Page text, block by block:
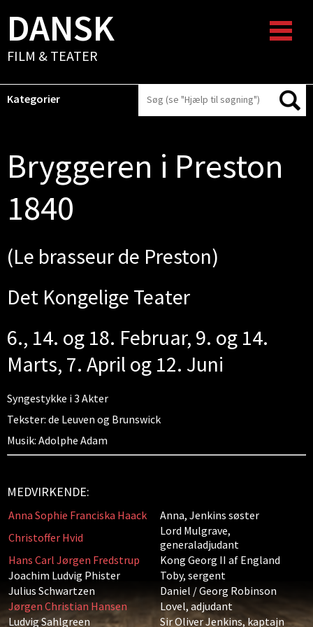
DANSK
FILM & TEATER
Kategorier
Bryggeren i Preston
1840
(Le brasseur de Preston)
Det Kongelige Teater
6., 14. og 18. Februar, 9. og 14.
Marts, 7. April og 12. Juni
Syngestykke i 3 Akter
Tekster: de Leuven og Brunswick
Musik: Adolphe Adam
MEDVIRKENDE:
Anna Sophie Franciska Haack
Anna, Jenkins søster
Christoffer Hvid
Lord Mulgrave,
generaladjudant
Hans Carl Jørgen Fredstrup
Kong Georg II af England
Joachim Ludvig Phister
Toby, sergent
Julius Schwartzen
Daniel / Georg Robinson
Jørgen Christian Hansen
Lovel, adjudant
Ludvig Sahlgreen
Sir Oliver Jenkins, kaptajn